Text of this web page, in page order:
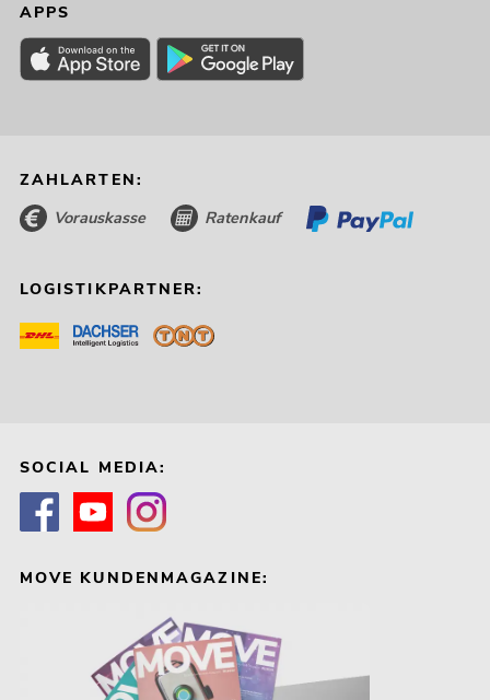
APPS
ZAHLARTEN:
Vorauskasse Ratenkauf
LOGISTIKPARTNER:
SOCIAL MEDIA:
MOVE KUNDENMAGAZINE: